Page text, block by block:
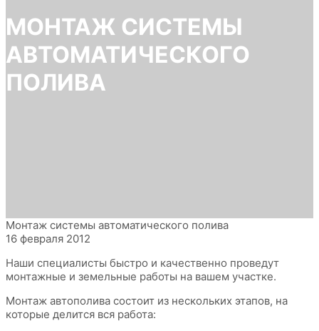
МОНТАЖ СИСТЕМЫ
АВТОМАТИЧЕСКОГО
ПОЛИВА
Монтаж системы автоматического полива
16 февраля 2012
Наши специалисты быстро и качественно проведут
монтажные и земельные работы на вашем участке.
Монтаж автополива состоит из нескольких этапов, на
которые делится вся работа: